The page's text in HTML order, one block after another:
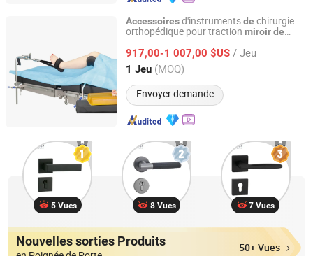
Accessoiresd'instrumentsde chirurgie
orthopédique pour traction miroirde
917,00-1 007,00 $US / Jeu
1 Jeu (MOQ)
Envoyer demande
Harbin Howell Medical Apparatus And Instruments Co.,
Guangdong, China
5 Vues 8 Vues 7 Vues
Nouvelles sorties Produits 50+ Vues